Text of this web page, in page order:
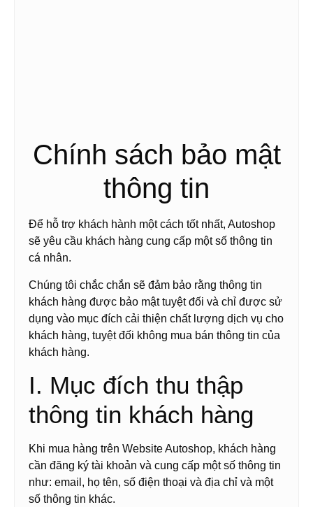
Chính sách bảo mật
thông tin
Để hỗ trợ khách hành một cách tốt nhất, Autoshop
sẽ yêu cầu khách hàng cung cấp một số thông tin
cá nhân.
Chúng tôi chắc chắn sẽ đảm bảo rằng thông tin
khách hàng được bảo mật tuyệt đối và chỉ được sử
dụng vào mục đích cải thiện chất lượng dịch vụ cho
khách hàng, tuyệt đối không mua bán thông tin của
khách hàng.
I. Mục đích thu thập
thông tin khách hàng
Khi mua hàng trên Website Autoshop, khách hàng
cần đăng ký tài khoản và cung cấp một số thông tin
như: email, họ tên, số điện thoại và địa chỉ và một
số thông tin khác.